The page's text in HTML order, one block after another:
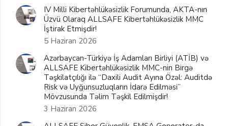
IV Milli Kibertəhlükəsizlik Forumunda, AKTA-nın
Üzvü Olaraq ALLSAFE Kibertəhlükəsizlik MMC
İştirak Etmişdir!
5 Haziran 2026
Azərbaycan-Türkiyə İş Adamları Birliyi (ATİB) və
ALLSAFE Kibertəhlükəsizlik MMC-nin Birgə
Təşkilatçılığı ilə “Daxili Audit Ayına Özəl: Auditdə
Risk və Uyğunsuzluqların İdarə Edilməsi”
Mövzusunda Təlim Təşkil Edilmişdir!
3 Haziran 2026